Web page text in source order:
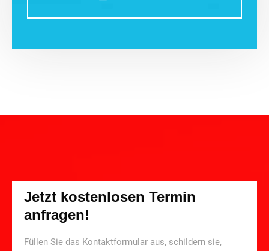
Jetzt kostenlosen Termin
anfragen!
Füllen Sie das Kontaktformular aus, schildern sie,